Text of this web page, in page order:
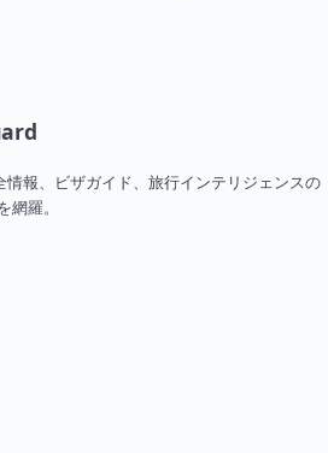
報、ビザガイド、旅行インテリジェンスの
羅。